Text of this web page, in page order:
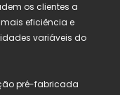
os clientes a
eficiência e
variáveis ​​do
pré-fabricada